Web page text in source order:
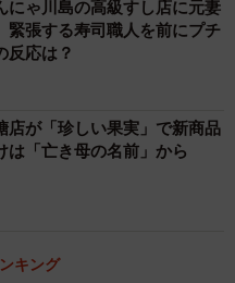
ゃ川島の高級すし店に元妻
張する寿司職人を前にプチ
反応は？
店が「珍しい果実」で新商品
「亡き母の名前」から
キング